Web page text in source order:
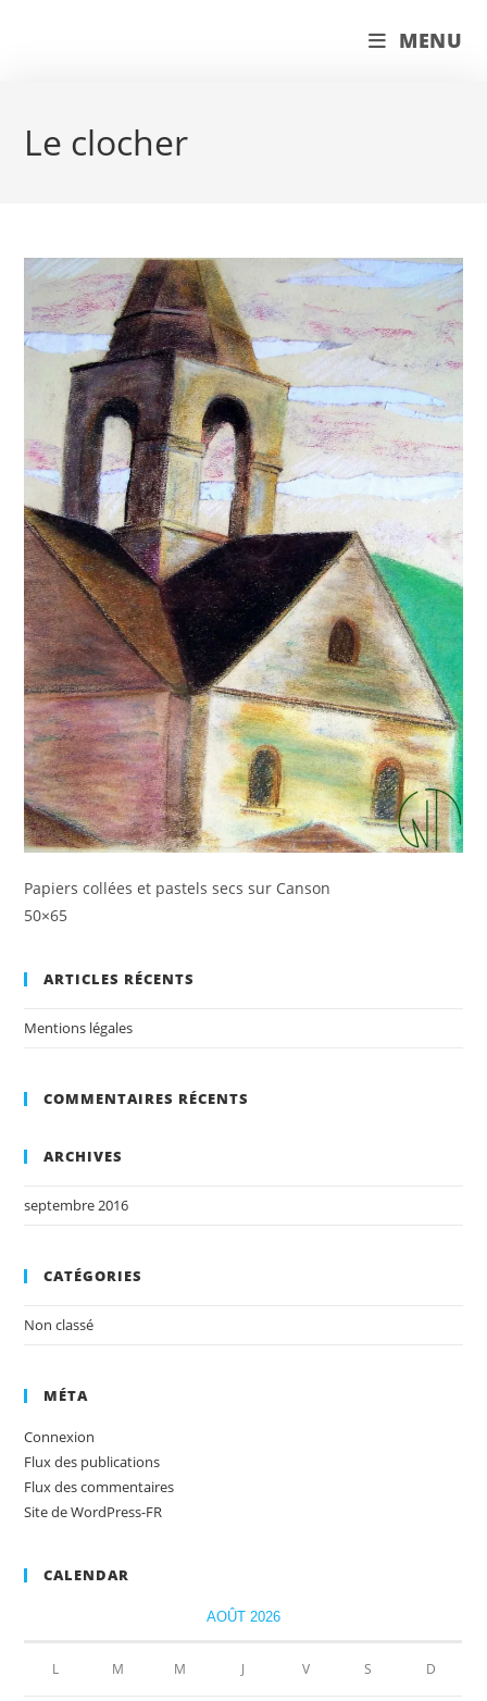
MENU
Le clocher
Papiers collées et pastels secs sur Canson
50×65
ARTICLES RÉCENTS
Mentions légales
COMMENTAIRES RÉCENTS
ARCHIVES
septembre 2016
CATÉGORIES
Non classé
MÉTA
Connexion
Flux des publications
Flux des commentaires
Site de WordPress-FR
CALENDAR
AOÛT 2026
L M M J V S D